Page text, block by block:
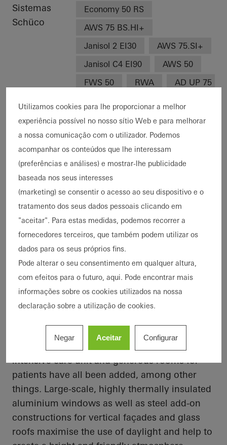
Sistemas
Schüco
Economy 50 RS
AWS 75 BS.HI+
Janisol 2 EI30
AWS 75.SI+
Janisol C4 EI90
AWS 50
FWS 50
RWA AD UP 75
Ampliação de edifícios
Proteção contra incêndios
Localização
Friesoythe, Germany
Conclusão
2024
Arquitetos
Planungsgruppe Schweitzer
Empresa
especializada
Metallbau Vahle GmbH
Créditos das
imagens
© Felix Löchner
Maximum transparency
A new three-storey building with a basement
approximately 2100 m
2
of additional usable
intensive care unit and generous rooms for
patients have all been added, among other
things. Large-scale, highly thermally insulated
aluminium windows as well as steel add-on
constructions for vertical façades and glass
roofs maximise the use of daylight and help to
Utilizamos cookies para lhe proporcionar a melhor
experiência possível no nosso sítio Web e para melhorar
a nossa comunicação com o utilizador. Podemos
acompanhar os conteúdos que lhe interessam
(preferências e análises) e mostrar-lhe publicidade
baseada nos seus interesses
(marketing) se consentir o acesso ao seu dispositivo e o
tratamento dos seus dados pessoais clicando em
"aceitar". Para estas medidas, podemos recorrer a
fornecedores terceiros, que também podem utilizar os
dados para os seus próprios fins.
Pode alterar o seu consentimento em qualquer altura,
com efeitos para o futuro, aqui. Pode encontrar mais
informações sobre os cookies utilizados na nossa
declaração sobre a utilização de cookies.
Negar Aceitar Configurar